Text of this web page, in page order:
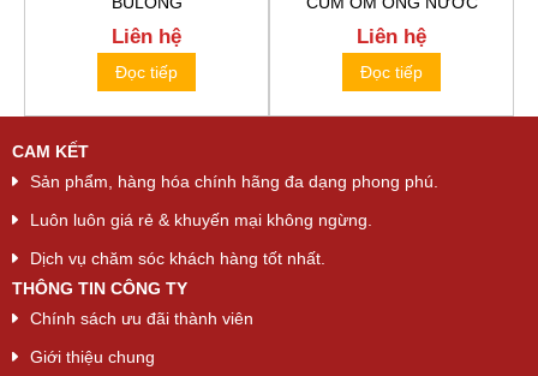
Liên hệ
Đọc tiếp
Liên hệ
Đọc tiếp
CAM KẾT
Sản phẩm, hàng hóa chính hãng đa dạng phong phú.
Luôn luôn giá rẻ & khuyến mại không ngừng.
Dịch vụ chăm sóc khách hàng tốt nhất.
THÔNG TIN CÔNG TY
Chính sách ưu đãi thành viên
Giới thiệu chung